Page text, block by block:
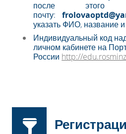
после этого
почту:
указать ФИО, название
Индивидуальный код
личном кабинете на
России http://